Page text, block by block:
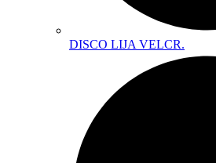
DISCO LIJA VELCR.